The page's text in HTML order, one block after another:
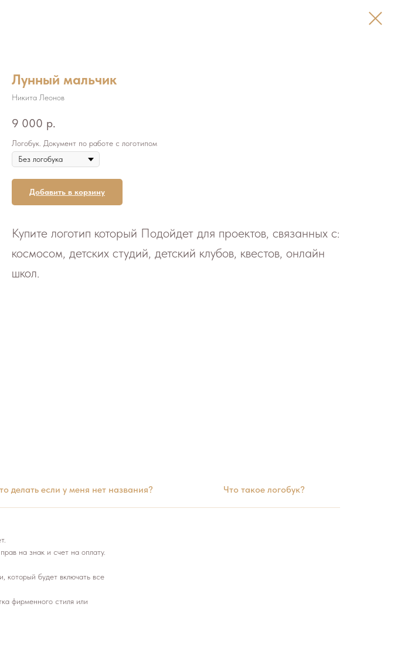
Лунный мальчик
Никита Леонов
9 000 р.
Логобук. Документ по работе с логотипом
Добавить в корзину
Купите логотип который Подойдет для проектов, связанных с:
космосом, детских студий, детский клубов, квестов, онлайн
школ.
делать если у меня нет названия? Что такое логобук?
на знак и счет на оплату.
который будет включать все
фирменного стиля или